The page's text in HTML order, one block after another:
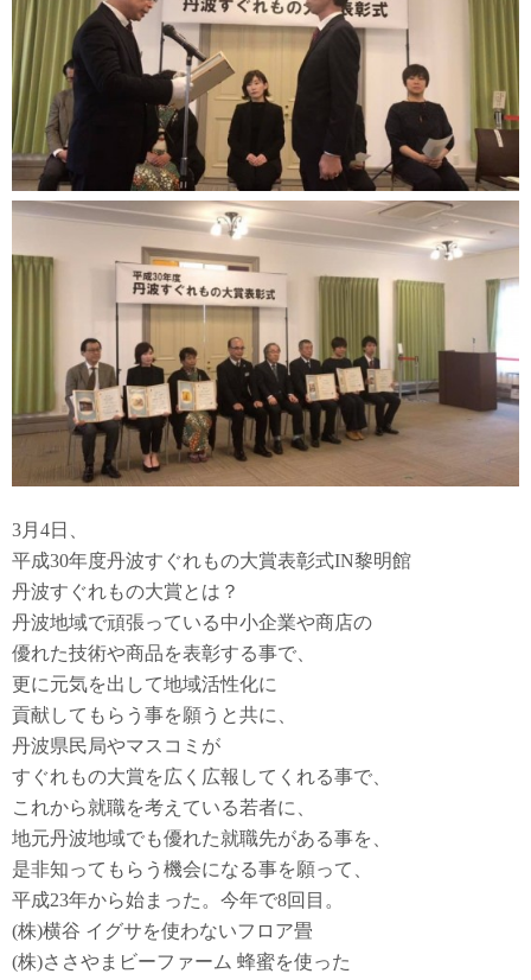
3月4日、
平成30年度丹波すぐれもの大賞表彰式IN黎明館
丹波すぐれもの大賞とは？
丹波地域で頑張っている中小企業や商店の
優れた技術や商品を表彰する事で、
更に元気を出して地域活性化に
貢献してもらう事を願うと共に、
丹波県民局やマスコミが
すぐれもの大賞を広く広報してくれる事で、
これから就職を考えている若者に、
地元丹波地域でも優れた就職先がある事を、
是非知ってもらう機会になる事を願って、
平成23年から始まった。今年で8回目。
(株)横谷 イグサを使わないフロア畳
(株)ささやまビーファーム 蜂蜜を使った